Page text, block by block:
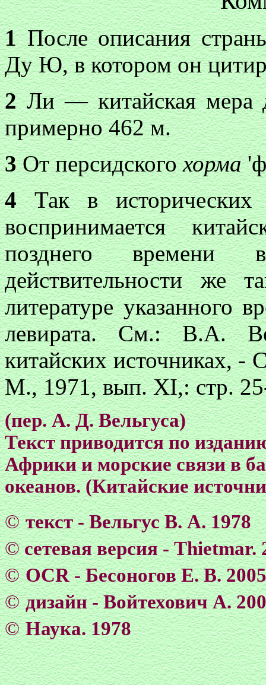
1После описания
Ду Ю, в котором он
2Ли — китайская мера
примерно 462 м.
3От персидскогохорма
4Так в исторических
воспринимается
позднего времени
действительности же
литературе указанного
левирата. См.: В.А.
китайских источниках, -
М., 1971, вып. XI,: стр.
(пер. А. Д. Вельгуса)
Текст приводится по
Африки и морские связи в
океанов. (Китайские
© текст - Вельгус В. А. 1978
©сетевая версия - Тhietmar.
© OCR - Бесоногов Е. В. 2005
© дизайн - Войтехович А.
© Наука. 1978